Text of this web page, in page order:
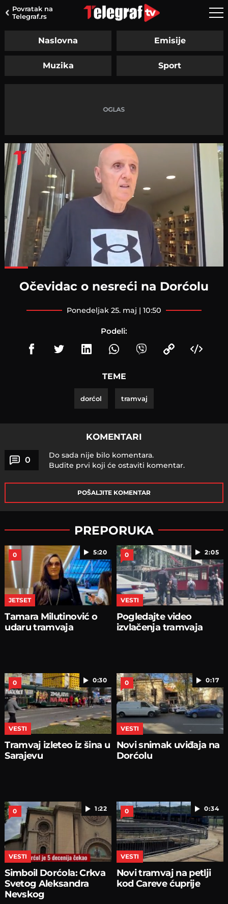
Povratak na
Telegraf.rs
Naslovna Emisije
Muzika Sport
Očevidac o nesreći na Dorćolu
ponedeljak 25. maj | 10:50
Podeli:
TEME
dorćol tramvaj
KOMENTARI
0
Do sada nije bilo komentara.
Budite prvi koji će ostaviti komentar.
POŠALJITE KOMENTAR
PREPORUKA
5:20
0
JETSET
Tamara Milutinović o
udaru tramvaja
2:05
0
VESTI
Pogledajte video
izvlačenja tramvaja
0:30
0
VESTI
Tramvaj izleteo iz šina u
Sarajevu
0:17
0
VESTI
Novi snimak uviđaja na
Dorćolu
1:22
0
VESTI
Simboil Dorćola: Crkva
Svetog Aleksandra
Nevskog
0:34
0
VESTI
Novi tramvaj na petlji
kod Careve ćuprije